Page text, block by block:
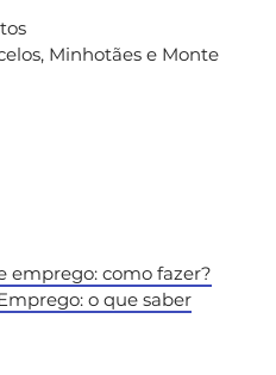
Minhotães e Monte
emprego: como fazer?
o que saber